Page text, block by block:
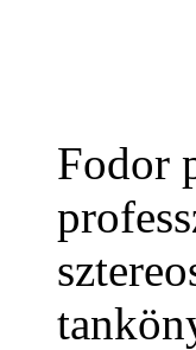
Fodor